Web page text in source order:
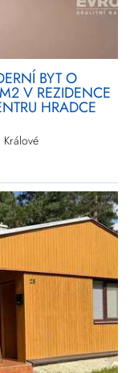
BYT O
V REZIDENCE
HRADCE